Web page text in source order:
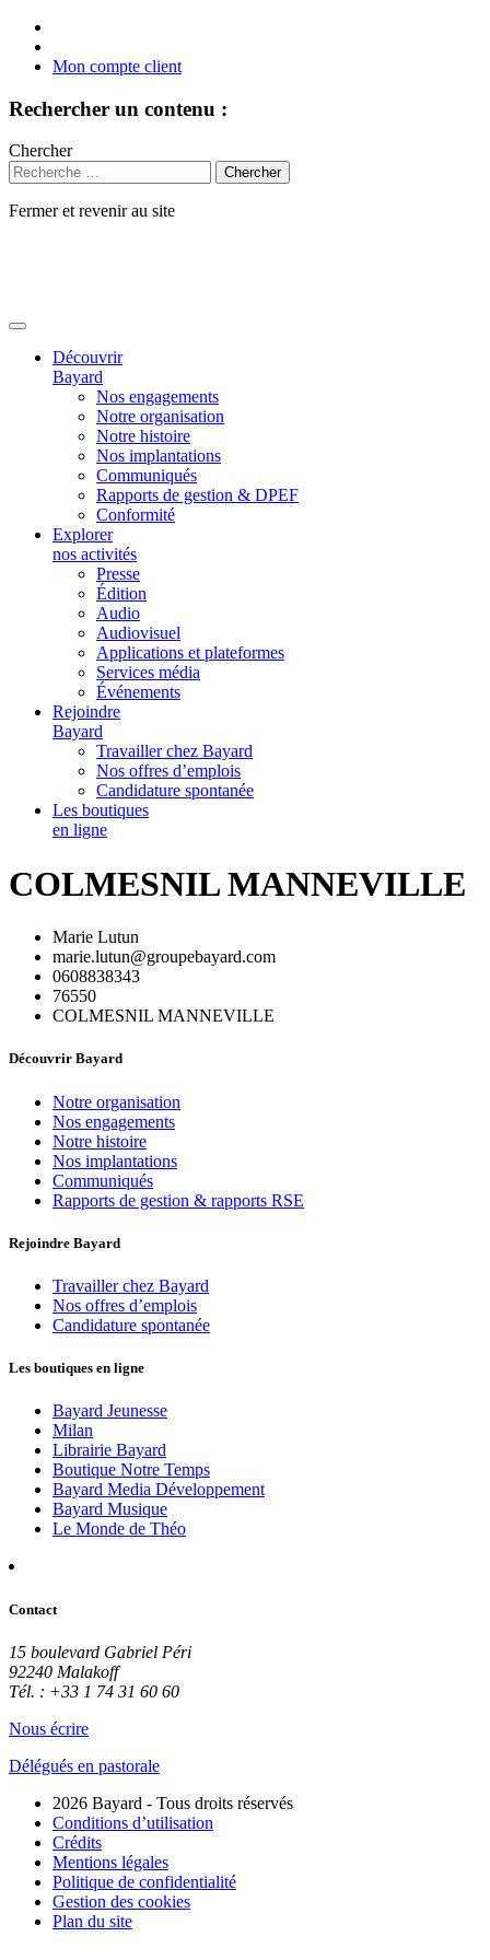
Mon compte client
Rechercher un contenu :
Chercher
Fermer et revenir au site
Découvrir
Bayard
Nos engagements
Notre organisation
Notre histoire
Nos implantations
Communiqués
Rapports de gestion & DPEF
Conformité
Explorer
nos activités
Presse
Édition
Audio
Audiovisuel
Applications et plateformes
Services média
Événements
Rejoindre
Bayard
Travailler chez Bayard
Nos offres d’emplois
Candidature spontanée
Les boutiques
en ligne
COLMESNIL MANNEVILLE
Marie Lutun
marie.lutun@groupebayard.com
0608838343
76550
COLMESNIL MANNEVILLE
Découvrir Bayard
Notre organisation
Nos engagements
Notre histoire
Nos implantations
Communiqués
Rapports de gestion & rapports RSE
Rejoindre Bayard
Travailler chez Bayard
Nos offres d’emplois
Candidature spontanée
Les boutiques en ligne
Bayard Jeunesse
Milan
Librairie Bayard
Boutique Notre Temps
Bayard Media Développement
Bayard Musique
Le Monde de Théo
Contact
15 boulevard Gabriel Péri
92240 Malakoff
Tél. : +33 1 74 31 60 60
Nous écrire
Délégués en pastorale
2026 Bayard - Tous droits réservés
Conditions d’utilisation
Crédits
Mentions légales
Politique de confidentialité
Gestion des cookies
Plan du site